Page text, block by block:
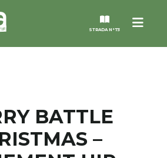
Menu
STRADA N°73
BATTLE
–